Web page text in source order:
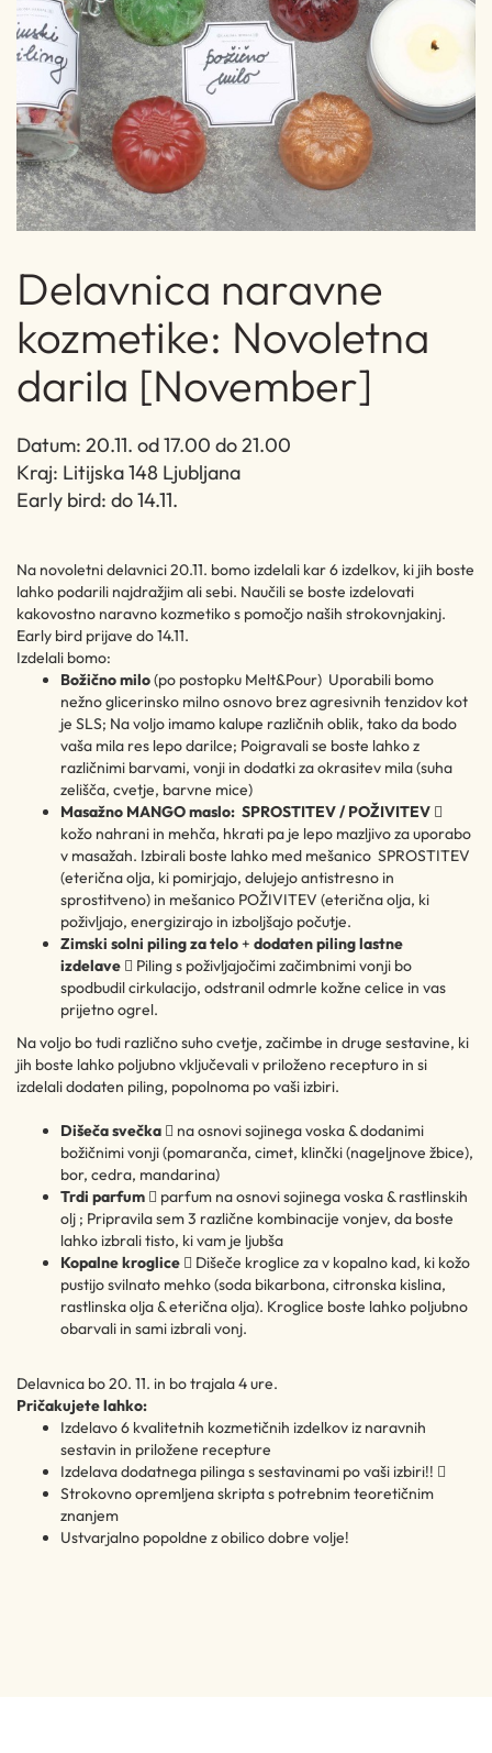
Delavnica naravne
kozmetike: Novoletna
darila [November]
Datum: 20.11. od 17.00 do 21.00
Kraj: Litijska 148 Ljubljana
Early bird: do 14.11.
Na novoletni delavnici 20.11. bomo izdelali kar 6 izdelkov, ki jih boste
lahko podarili najdražjim ali sebi. Naučili se boste izdelovati
kakovostno naravno kozmetiko s pomočjo naših strokovnjakinj.
Early bird prijave do 14.11.
Izdelali bomo:
Božično milo(po postopku Melt&Pour) Uporabili bomo
nežno glicerinsko milno osnovo brez agresivnih tenzidov kot
je SLS; Na voljo imamo kalupe različnih oblik, tako da bodo
vaša mila res lepo darilce; Poigravali se boste lahko z
različnimi barvami, vonji in dodatki za okrasitev mila (suha
zelišča, cvetje, barvne mice)
Masažno MANGO maslo: SPROSTITEV / POŽIVITEV 
kožo nahrani in mehča, hkrati pa je lepo mazljivo za uporabo
v masažah. Izbirali boste lahko med mešanico SPROSTITEV
(eterična olja, ki pomirjajo, delujejo antistresno in
sprostitveno) in mešanico POŽIVITEV (eterična olja, ki
poživljajo, energizirajo in izboljšajo počutje.
Zimski solni piling za telo+ dodaten piling lastne
izdelave  Piling s poživljajočimi začimbnimi vonji bo
spodbudil cirkulacijo, odstranil odmrle kožne celice in vas
prijetno ogrel.
Na voljo bo tudi različno suho cvetje, začimbe in druge sestavine, ki
jih boste lahko poljubno vključevali v priloženo recepturo in si
izdelali dodaten piling, popolnoma po vaši izbiri.
Dišeča svečka  na osnovi sojinega voska & dodanimi
božičnimi vonji (pomaranča, cimet, klinčki (nageljnove žbice),
bor, cedra, mandarina)
Trdi parfum  parfum na osnovi sojinega voska & rastlinskih
olj ; Pripravila sem 3 različne kombinacije vonjev, da boste
lahko izbrali tisto, ki vam je ljubša
Kopalne kroglice  Dišeče kroglice za v kopalno kad, ki kožo
pustijo svilnato mehko (soda bikarbona, citronska kislina,
rastlinska olja & eterična olja). Kroglice boste lahko poljubno
obarvali in sami izbrali vonj.
Delavnica bo 20. 11. in bo trajala 4 ure.
Pričakujete lahko:
Izdelavo 6 kvalitetnih kozmetičnih izdelkov iz naravnih
sestavin in priložene recepture
Izdelava dodatnega pilinga s sestavinami po vaši izbiri!! 
Strokovno opremljena skripta s potrebnim teoretičnim
znanjem
Ustvarjalno popoldne z obilico dobre volje!